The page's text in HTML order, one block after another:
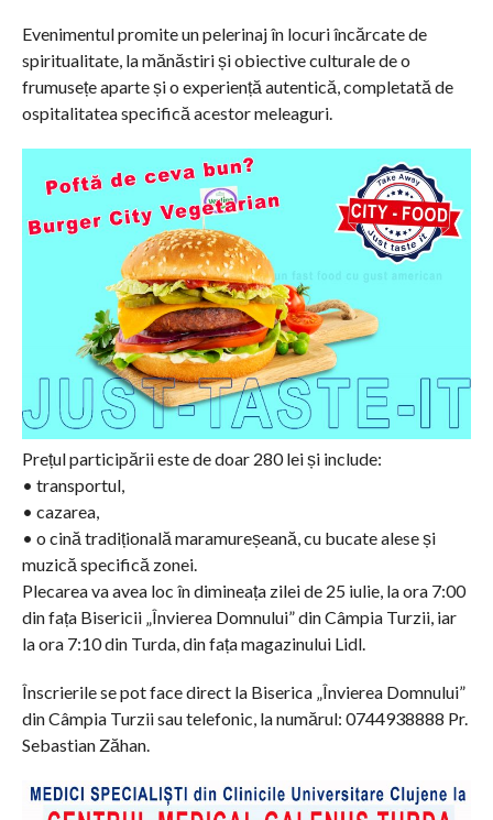
Evenimentul promite un pelerinaj în locuri încărcate de
spiritualitate, la mănăstiri și obiective culturale de o
frumusețe aparte și o experiență autentică, completată de
ospitalitatea specifică acestor meleaguri.
Prețul participării este de doar 280 lei și include:
• transportul,
• cazarea,
• o cină tradițională maramureșeană, cu bucate alese și
muzică specifică zonei.
Plecarea va avea loc în dimineața zilei de 25 iulie, la ora 7:00
din fața Bisericii „Învierea Domnului” din Câmpia Turzii, iar
la ora 7:10 din Turda, din fața magazinului Lidl.
Înscrierile se pot face direct la Biserica „Învierea Domnului”
din Câmpia Turzii sau telefonic, la numărul: 0744938888 Pr.
Sebastian Zăhan.